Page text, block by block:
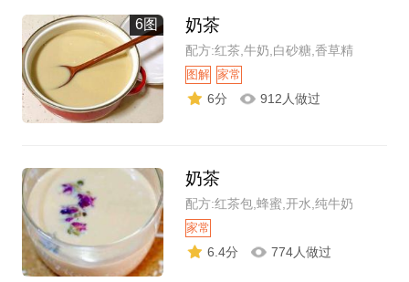
6图 奶茶
配方:红茶,牛奶,白砂糖,香草精
图解 家常
6分 912人做过
奶茶
配方:红茶包,蜂蜜,开水,纯牛奶
家常
6.4分 774人做过